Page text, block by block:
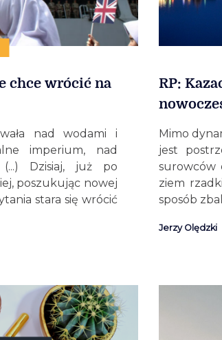
chce wrócić na
nad wodami i
imperium, nad
Dzisiaj, już po
poszukując nowej
stara się wrócić
RP:
Mimo
jest
surowców
ziem
sposób
Jerzy Olędzki